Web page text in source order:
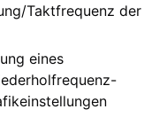
Taktfrequenz der
eines